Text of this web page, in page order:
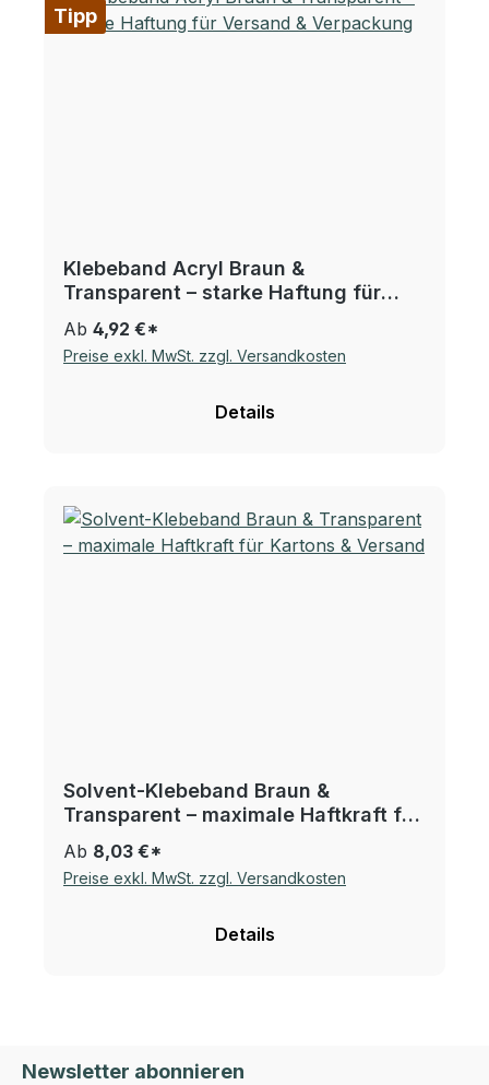
Tipp
Klebeband Acryl Braun &
Transparent – starke Haftung für
Ab 4,92 €*
Preise exkl. MwSt. zzgl. Versandkosten
Details
Solvent‑Klebeband Braun &
Transparent – maximale Haftkraft für
Ab 8,03 €*
Preise exkl. MwSt. zzgl. Versandkosten
Details
Newsletter abonnieren